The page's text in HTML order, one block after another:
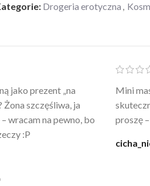
Drogeria erotyczna ,
– lekki, chłodny, a
Noszę
świetny